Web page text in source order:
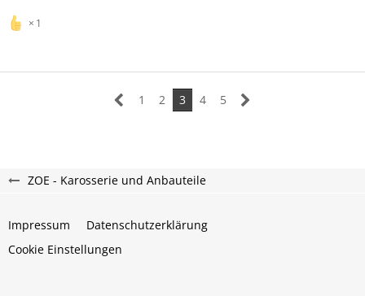
1
1 2 3 4 5
ZOE - Karosserie und Anbauteile
Impressum
Datenschutzerklärung
Cookie Einstellungen